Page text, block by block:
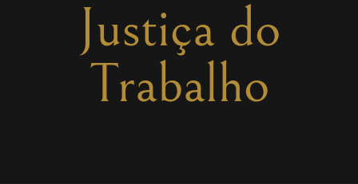
Justiça do
Trabalho